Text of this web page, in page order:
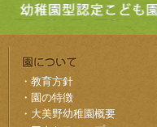
・ 教育方針
・ 園の特徴
・ 大美野幼稚園概要